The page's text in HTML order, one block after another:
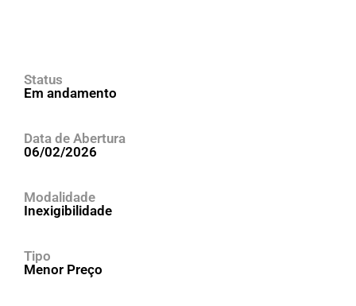
Status
Em andamento
Data de Abertura
06/02/2026
Modalidade
Inexigibilidade
Tipo
Menor Preço